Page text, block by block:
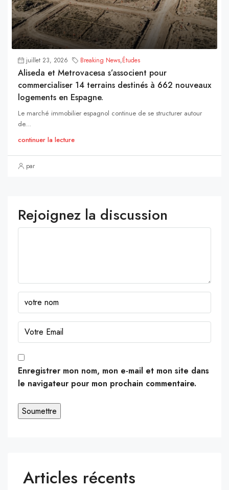
juillet 23, 2026 Breaking News,Études
Aliseda et Metrovacesa s’associent pour
commercialiser 14 terrains destinés à 662 nouveaux
logements en Espagne.
Le marché immobilier espagnol continue de se structurer autour
de...
continuer la lecture
par
Rejoignez la discussion
Enregistrer mon nom, mon e-mail et mon site dans
le navigateur pour mon prochain commentaire.
Articles récents